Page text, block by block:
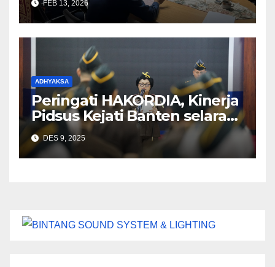
goreng curah 2025
FEB 13, 2026
ADHYAKSA
Peringati HAKORDIA, Kinerja
Pidsus Kejati Banten selaras
dengan amanat Jaksa Agung
DES 9, 2025